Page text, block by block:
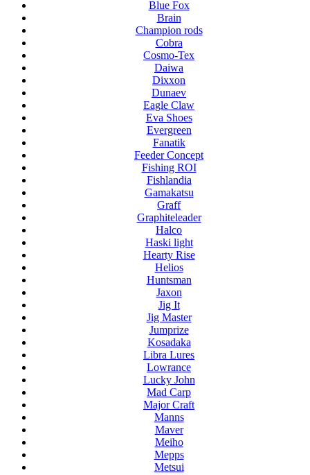
Blue Fox
Brain
Champion rods
Cobra
Cosmo-Tex
Daiwa
Dixxon
Dunaev
Eagle Claw
Eva Shoes
Evergreen
Fanatik
Feeder Concept
Fishing ROI
Fishlandia
Gamakatsu
Graff
Graphiteleader
Halco
Haski light
Hearty Rise
Helios
Huntsman
Jaxon
Jig It
Jig Master
Jumprize
Kosadaka
Libra Lures
Lowrance
Lucky John
Mad Carp
Major Craft
Manns
Maver
Meiho
Mepps
Metsui